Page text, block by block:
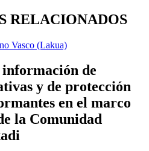
RELACIONADOS
Vasco (Lakua)
de
y de protección
en el marco
la Comunidad